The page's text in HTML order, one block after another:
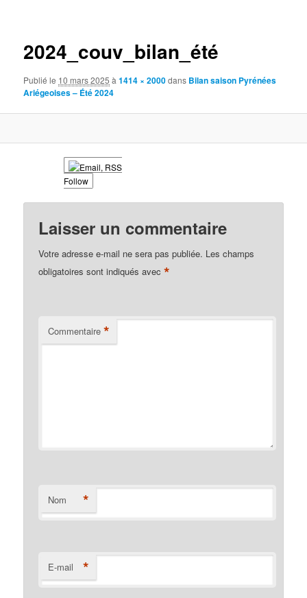
2024_couv_bilan_été
Publié le 10 mars 2025 à1414 × 2000dans Bilan saison Pyrénées
Ariégeoises – Été 2024
Follow
Laisser un commentaire
Votre adresse e-mail ne sera pas publiée. Les champs
obligatoires sont indiqués avec*
Commentaire *
Nom *
E-mail *